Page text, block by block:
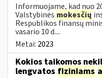
Informuojame, kad nuo
Valstybinės mokesčių
Respublikos finansų
vasario 10 d....
Metai: 2023
Kokios taikomos
lengvatos fiziniams